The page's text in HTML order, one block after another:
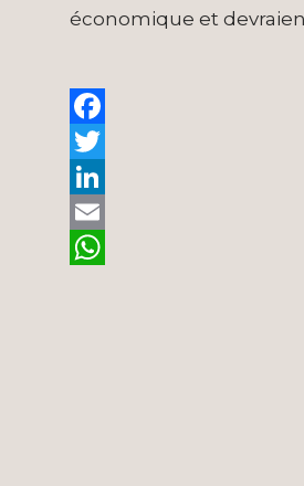
économique et
Facebook
Twitter
LinkedIn
Email